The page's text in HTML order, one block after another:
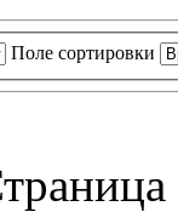
Поле сортировки